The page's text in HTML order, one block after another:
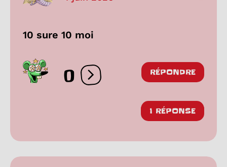
10 sure 10 moi
0 Ouvrir les réactions
RÉPONDRE
1 RÉPONSE